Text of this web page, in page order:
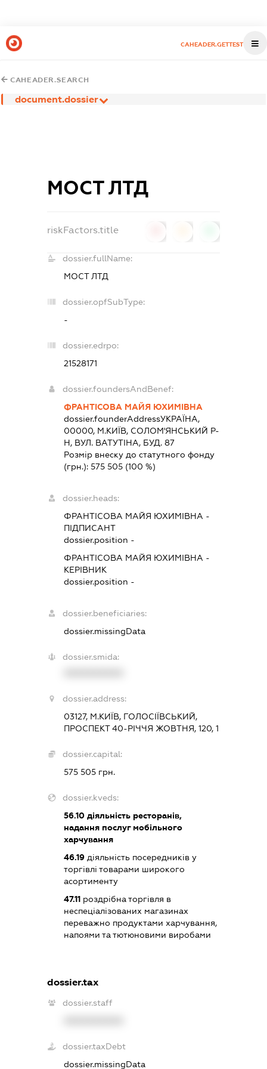
CAHEADER.GETTEST
CAHEADER.SEARCH
document.dossier
МОСТ ЛТД
riskFactors.title
dossier.fullName:
МОСТ ЛТД
dossier.opfSubType:
-
dossier.edrpo:
21528171
dossier.foundersAndBenef:
ФРАНТІСОВА МАЙЯ ЮХИМІВНА
dossier.founderAddressУКРАЇНА,
00000, М.КИЇВ, СОЛОМ'ЯНСЬКИЙ Р-
Н, ВУЛ. ВАТУТІНА, БУД. 87
Розмір внеску до статутного фонду
(грн.):575 505 (100 %)
dossier.heads:
ФРАНТІСОВА МАЙЯ ЮХИМІВНА -
ПІДПИСАНТ
dossier.position -
ФРАНТІСОВА МАЙЯ ЮХИМІВНА -
КЕРІВНИК
dossier.position -
dossier.beneficiaries:
dossier.missingData
dossier.smida:
dossier.address:
03127, М.КИЇВ, ГОЛОСІЇВСЬКИЙ,
ПРОСПЕКТ 40-РІЧЧЯ ЖОВТНЯ, 120, 1
dossier.capital:
575 505 грн.
dossier.kveds:
56.10 діяльність ресторанів,
надання послуг мобільного
харчування
46.19 діяльність посередників у
торгівлі товарами широкого
асортименту
47.11 роздрібна торгівля в
неспеціалізованих магазинах
переважно продуктами харчування,
напоями та тютюновими виробами
dossier.tax
dossier.staff
dossier.taxDebt
dossier.missingData